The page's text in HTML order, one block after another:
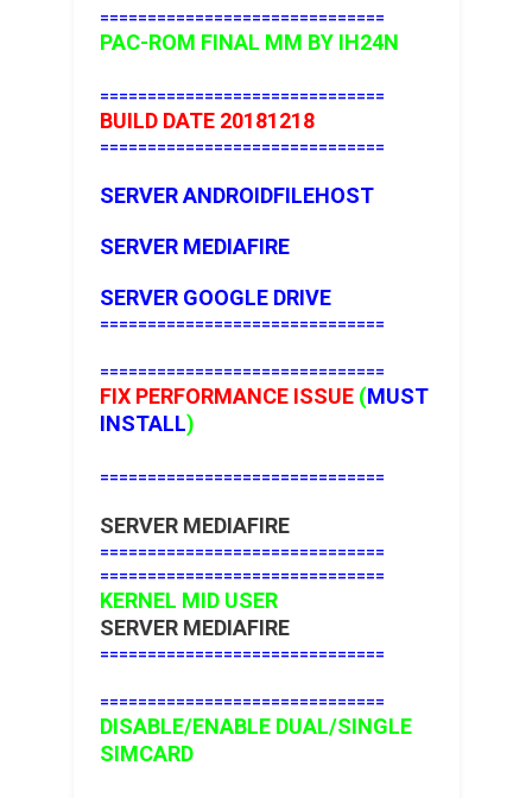
==============================
PAC-ROM FINAL MM BY IH24N
==============================
BUILD DATE 20181218
==============================
SERVER ANDROIDFILEHOST
SERVER MEDIAFIRE
SERVER GOOGLE DRIVE
==============================
==============================
FIX PERFORMANCE ISSUE(MUST
INSTALL)
==============================
SERVER MEDIAFIRE
==============================
==============================
KERNEL MID USER
SERVER MEDIAFIRE
==============================
==============================
DISABLE/ENABLE DUAL/SINGLE
SIMCARD